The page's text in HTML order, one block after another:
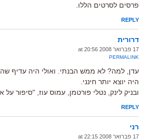
פרסים לסרטים הללו.
REPLY
דרורית
17 פברואר 2008 at 20:56
PERMALINK
עדן, למה? לא ממש הבנתי. ואולי היה עדיף
היה יוצא יותר חינני.
ובניק לינק, נטלי פורטמן, עמוס עוז, "סיפור
REPLY
רני
17 פברואר 2008 at 22:15